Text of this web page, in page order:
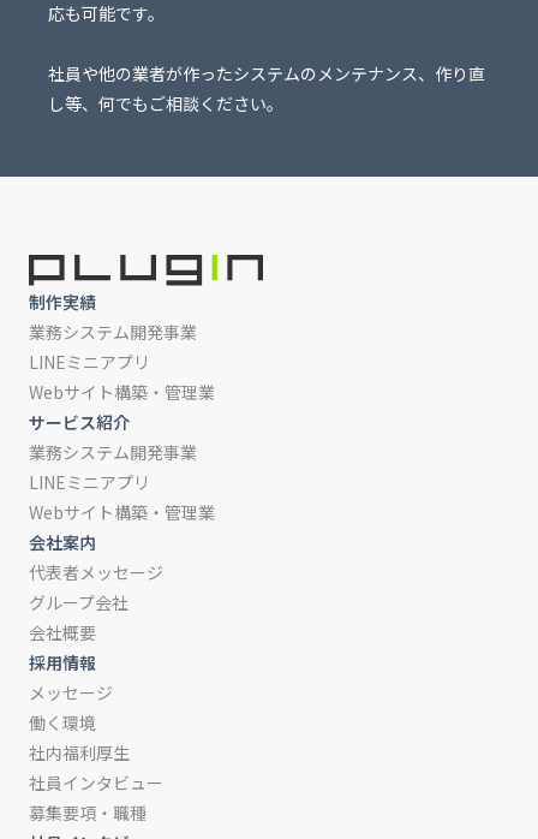
応も可能です。
社員や他の業者が作ったシステムのメンテナンス、作り直
し等、何でもご相談ください。
制作実績
業務システム開発事業
LINEミニアプリ
Webサイト構築・管理業
サービス紹介
業務システム開発事業
LINEミニアプリ
Webサイト構築・管理業
会社案内
代表者メッセージ
グループ会社
会社概要
採用情報
メッセージ
働く環境
社内福利厚生
社員インタビュー
募集要項・職種